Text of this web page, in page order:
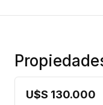
U$S 130.000